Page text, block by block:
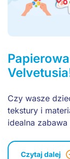
Czy wasze
tekstury i
idealna
Czytaj dalej